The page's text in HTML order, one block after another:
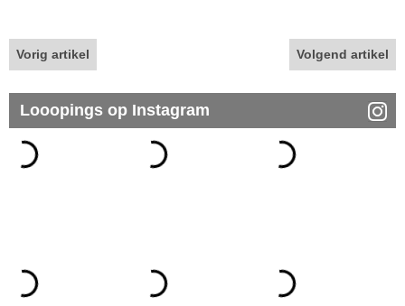
Vorig artikel Volgend artikel
Looopings op Instagram